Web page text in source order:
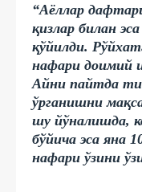
“Аёллар
қизлар билан
қўйилди.
нафари доимий
Айни пайтда
ўрганишни
шу йўналишда,
бўйича эса яна
нафари ўзини